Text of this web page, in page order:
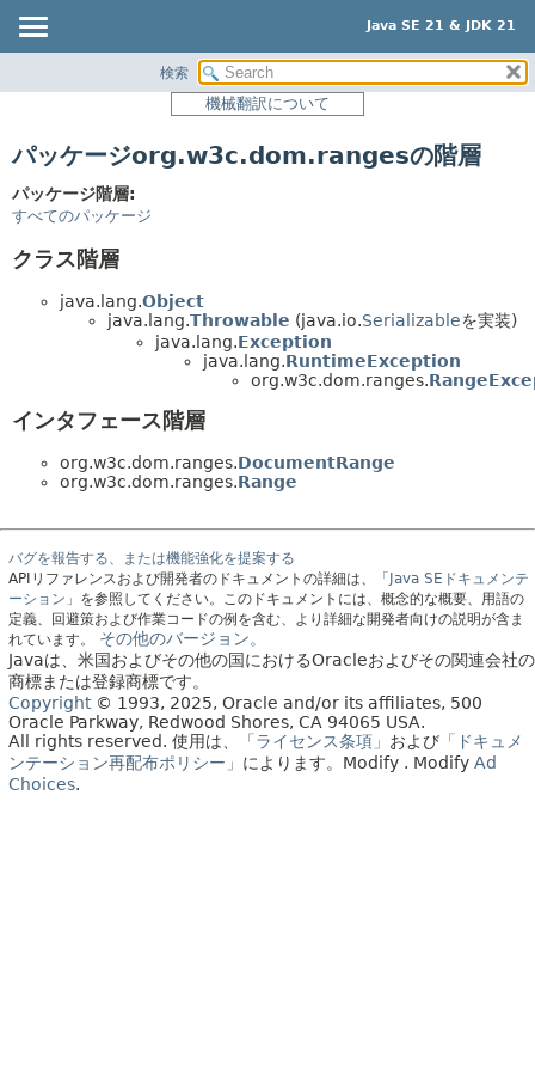
Java SE 21 & JDK 21
パッケージ
クラス
使用
階層ツリー
プレビュー
索引
検索
機械翻訳について
パッケージorg.w3c.dom.rangesの階層
パッケージ階層:
すべてのパッケージ
クラス階層
java.lang.Object
java.lang.Throwable (java.io.Serializableを実装)
java.lang.Exception
java.lang.RuntimeException
org.w3c.dom.ranges.
インタフェース階層
org.w3c.dom.ranges.DocumentRange
org.w3c.dom.ranges.Range
バグを報告する、または機能強化を提案する
APIリファレンスおよび開発者のドキュメントの詳細は、
「Java SEドキュメンテ
ーション」 を参照してください。このドキュメントには、概念的な概要、用語の
定義、回避策および作業コードの例を含む、より詳細な開発者向けの説明が含ま
れています。
その他のバージョン。
Javaは、米国およびその他の国におけるOracleおよびその関連会社の
商標または登録商標です。
Copyright© 1993, 2025, Oracle and/or its affiliates, 500
Oracle Parkway, Redwood Shores, CA 94065 USA.
All rights reserved. 使用は、 「ライセンス条項」 および 「ドキュメ
ンテーション再配布ポリシー」 によります。 Modify . Modify Ad
Choices.